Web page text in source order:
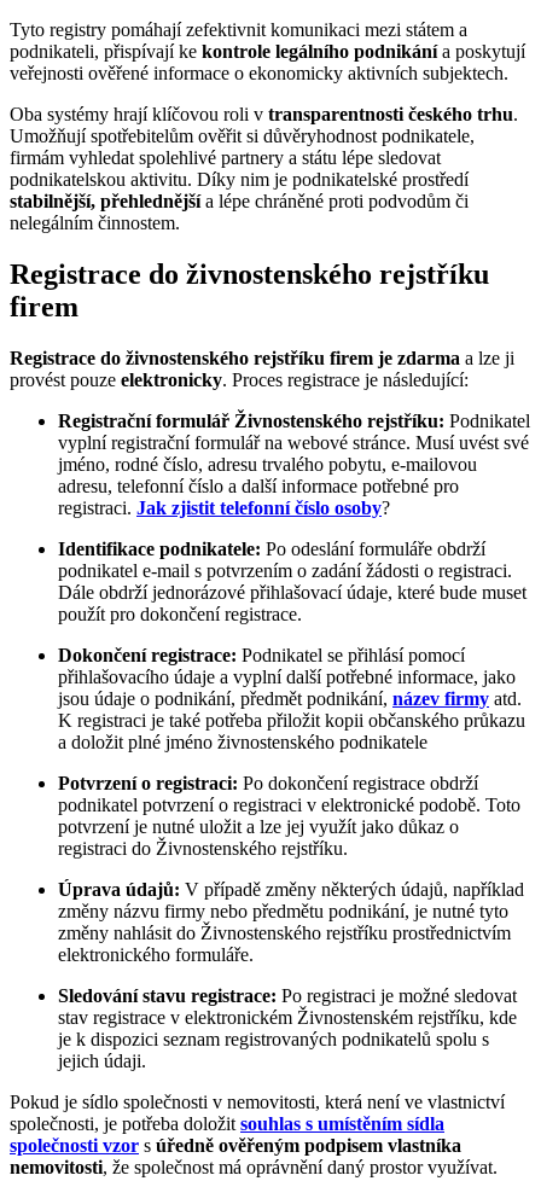
Tyto registry pomáhají zefektivnit komunikaci mezi státem a
podnikateli, přispívají ke kontrole legálního podnikánía poskytují
veřejnosti ověřené informace o ekonomicky aktivních subjektech.
Oba systémy hrají klíčovou roli v transparentnosti českého trhu.
Umožňují spotřebitelům ověřit si důvěryhodnost podnikatele,
firmám vyhledat spolehlivé partnery a státu lépe sledovat
podnikatelskou aktivitu. Díky nim je podnikatelské prostředí
stabilnější, přehlednějšía lépe chráněné proti podvodům či
nelegálním činnostem.
Registrace do živnostenského rejstříku
firem
Registrace do živnostenského rejstříku firem je zdarma a lze ji
provést pouze elektronicky. Proces registrace je následující:
Registrační formulář Živnostenského rejstříku: Podnikatel
vyplní registrační formulář na webové stránce. Musí uvést své
jméno, rodné číslo, adresu trvalého pobytu, e-mailovou
adresu, telefonní číslo a další informace potřebné pro
registraci. Jak zjistit telefonní číslo osoby?
Identifikace podnikatele: Po odeslání formuláře obdrží
podnikatel e-mail s potvrzením o zadání žádosti o registraci.
Dále obdrží jednorázové přihlašovací údaje, které bude muset
použít pro dokončení registrace.
Dokončení registrace: Podnikatel se přihlásí pomocí
přihlašovacího údaje a vyplní další potřebné informace, jako
jsou údaje o podnikání, předmět podnikání, název firmy atd.
K registraci je také potřeba přiložit kopii občanského průkazu
a doložit plné jméno živnostenského podnikatele
Potvrzení o registraci: Po dokončení registrace obdrží
podnikatel potvrzení o registraci v elektronické podobě. Toto
potvrzení je nutné uložit a lze jej využít jako důkaz o
registraci do Živnostenského rejstříku.
Úprava údajů: V případě změny některých údajů, například
změny názvu firmy nebo předmětu podnikání, je nutné tyto
změny nahlásit do Živnostenského rejstříku prostřednictvím
elektronického formuláře.
Sledování stavu registrace: Po registraci je možné sledovat
stav registrace v elektronickém Živnostenském rejstříku, kde
je k dispozici seznam registrovaných podnikatelů spolu s
jejich údaji.
Pokud je sídlo společnosti v nemovitosti, která není ve vlastnictví
společnosti, je potřeba doložit souhlas s umístěním sídla
společnosti vzor s úředně ověřeným podpisem vlastníka
nemovitosti, že společnost má oprávnění daný prostor využívat.